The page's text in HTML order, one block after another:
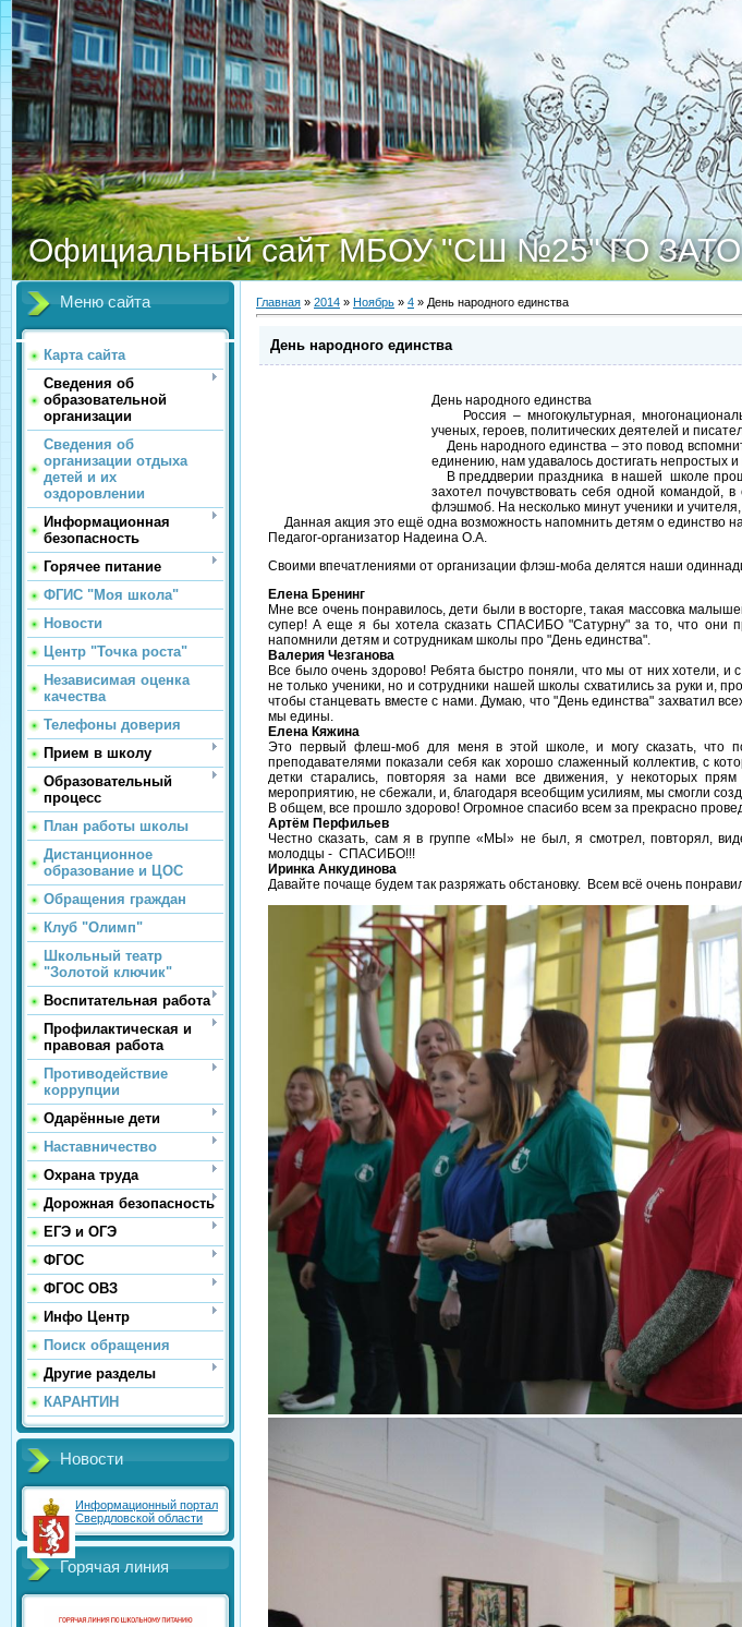
Официальный сайт МБОУ "СШ №25" ГО
Меню сайта
Карта сайта
Сведения об
образовательной
организации
Сведения об
организации отдыха
детей и их
оздоровлении
Информационная
безопасность
Горячее питание
ФГИС "Моя школа"
Новости
Центр "Точка роста"
Независимая оценка
качества
Телефоны доверия
Прием в школу
Образовательный
процесс
План работы школы
Дистанционное
образование и ЦОС
Обращения граждан
Клуб "Олимп"
Школьный театр
"Золотой ключик"
Воспитательная работа
Профилактическая и
правовая работа
Противодействие
коррупции
Одарённые дети
Наставничество
Охрана труда
Дорожная безопасность
ЕГЭ и ОГЭ
ФГОС
ФГОС ОВЗ
Инфо Центр
Поиск обращения
Другие разделы
КАРАНТИН
Новости
Информационный портал
Свердловской области
Горячая линия
Главная » 2014 » Ноябрь » 4 » День народного единства
День народного единства
День народного единства
Россия – многокультурная,
ученых, героев, политических деятелей и
День народного единства – это повод
единению, нам удавалось достигать непростых и
В преддверии праздника в нашей школе
захотел почувствовать себя одной командой,
флэшмоб. На несколько минут ученики и
Данная акция это ещё одна возможность напомнить детям о единство
Педагог-организатор Надеина О.А.
Своими впечатлениями от организации флэш-моба делятся наши
Елена Бренинг
Мне все очень понравилось, дети были в восторге, такая массовка
супер! А еще я бы хотела сказать СПАСИБО "Сатурну" за то, что они
напомнили детям и сотрудникам школы про "День единства".
Валерия Чезганова
Все было очень здорово! Ребята быстро поняли, что мы от них хотели,
не только ученики, но и сотрудники нашей школы схватились за руки и,
чтобы станцевать вместе с нами. Думаю, что "День единства" захватил
мы едины.
Елена Кяжина
Это первый флеш-моб для меня в этой школе, и могу сказать, что
преподавателями показали себя как хорошо слаженный коллектив, с
детки старались, повторяя за нами все движения, у некоторых
мероприятию, не сбежали, и, благодаря всеобщим усилиям, мы смогли
В общем, все прошло здорово! Огромное спасибо всем за прекрасно
Артём Перфильев
Честно сказать, сам я в группе «МЫ» не был, я смотрел, повторял,
молодцы - СПАСИБО!!!
Иринка Анкудинова
Давайте почаще будем так разряжать обстановку. Всем всё очень